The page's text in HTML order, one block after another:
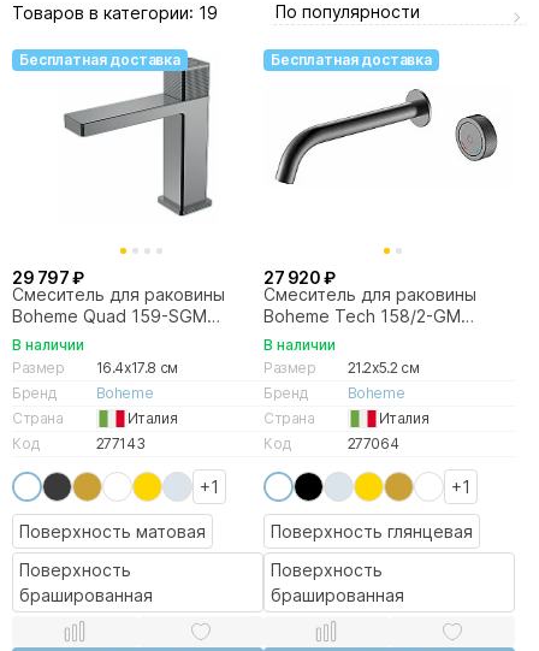
Товаров в категории: 19 По популярности
Бесплатная доставка
29 797 ₽
Смеситель для раковины
Boheme Quad 159-SGM
оружейная сталь
В наличии
Размер
16.4x17.8 см
Бренд
Boheme
Страна
Италия
Код
277143
+1
Поверхность матовая
Поверхность
брашированная
Бесплатная доставка
27 920 ₽
Смеситель для раковины
Boheme Tech 158/2-GM
оружейная сталь матовая
В наличии
Размер
21.2x5.2 см
Бренд
Boheme
Страна
Италия
Код
277064
+1
Поверхность глянцевая
Поверхность
брашированная